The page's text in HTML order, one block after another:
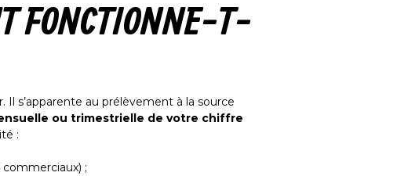
FONCTIONNE-T-
s’apparente au prélèvement à la source
ou trimestrielle de votre chiffre
:
;